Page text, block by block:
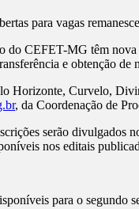
do CEFET-MG têm
e obtenção
Horizonte, Curvelo,
, da Coordenação de
serão
nos editais
para o segundo